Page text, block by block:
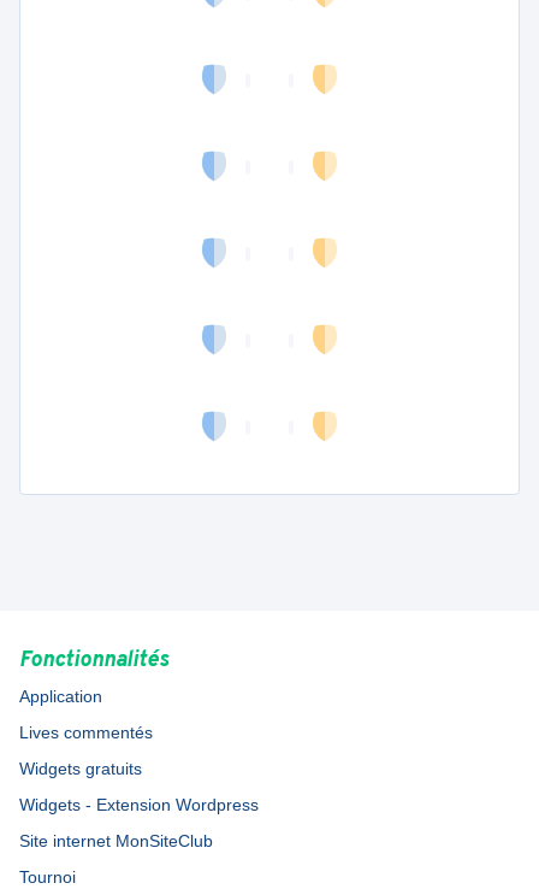
Fonctionnalités
Application
Lives commentés
Widgets gratuits
Widgets - Extension Wordpress
Site internet MonSiteClub
Tournoi